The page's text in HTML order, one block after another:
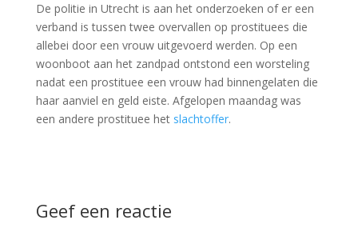
De politie in Utrecht is aan het onderzoeken of er een
verband is tussen twee overvallen op prostituees die
allebei door een vrouw uitgevoerd werden. Op een
woonboot aan het zandpad ontstond een worsteling
nadat een prostituee een vrouw had binnengelaten die
haar aanviel en geld eiste. Afgelopen maandag was
een andere prostituee het slachtoffer.
Geef een reactie